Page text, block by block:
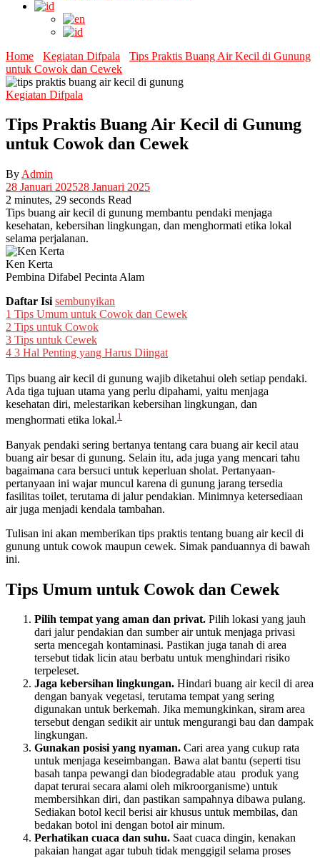
Home Kegiatan Difpala
Tips Praktis Buang Air Kecil di Gunung
untuk Cowok dan Cewek
Kegiatan Difpala
Tips Praktis Buang Air Kecil di Gunung
untuk Cowok dan Cewek
By Admin
28 Januari 202528 Januari 2025
2 minutes, 29 seconds Read
Tips buang air kecil di gunung membantu pendaki menjaga
kesehatan, kebersihan lingkungan, dan menghormati etika lokal
selama perjalanan.
Ken Kerta
Pembina Difabel Pecinta Alam
Daftar Isi sembunyikan
1 Tips Umum untuk Cowok dan Cewek
2 Tips untuk Cowok
3 Tips untuk Cewek
4 3 Hal Penting yang Harus Diingat
Tips buang air kecil di gunung wajib diketahui oleh setiap pendaki.
Ada tiga tujuan utama yang perlu dipahami, yaitu menjaga
kesehatan diri, melestarikan kebersihan lingkungan, dan
menghormati etika lokal.1
Banyak pendaki sering bertanya tentang cara buang air kecil atau
buang air besar di gunung. Selain itu, ada juga yang mencari tahu
bagaimana cara bersuci untuk keperluan sholat. Pertanyaan-
pertanyaan ini wajar muncul karena di gunung jarang tersedia
fasilitas toilet, terutama di jalur pendakian. Minimnya ketersediaan
air juga menjadi kendala tambahan.
Tulisan ini akan memberikan tips praktis tentang buang air kecil di
gunung untuk cowok maupun cewek. Simak panduannya di bawah
ini.
Tips Umum untuk Cowok dan Cewek
Pilih tempat yang aman dan privat. Pilih lokasi yang jauh
dari jalur pendakian dan sumber air untuk menjaga privasi
serta mencegah kontaminasi. Pastikan juga tanah di area
tersebut tidak licin atau berbatu untuk menghindari risiko
terpeleset.
Jaga kebersihan lingkungan. Hindari buang air kecil di area
dengan banyak vegetasi, terutama tempat yang sering
digunakan untuk berkemah. Jika memungkinkan, siram area
tersebut dengan sedikit air untuk mengurangi bau dan dampak
lingkungan.
Gunakan posisi yang nyaman. Cari area yang cukup rata
untuk menjaga keseimbangan. Bawa alat bantu (seperti tisu
basah tanpa pewangi dan biodegradable atau produk yang
dapat terurai secara alami oleh mikroorganisme) untuk
membersihkan diri, dan pastikan sampahnya dibawa pulang.
Sediakan botol kecil berisi air khusus untuk membilas, dan
bedakan botol ini dengan botol air minum.
Perhatikan cuaca dan suhu. Saat cuaca dingin, kenakan
pakaian hangat agar tubuh tidak menggigil selama proses